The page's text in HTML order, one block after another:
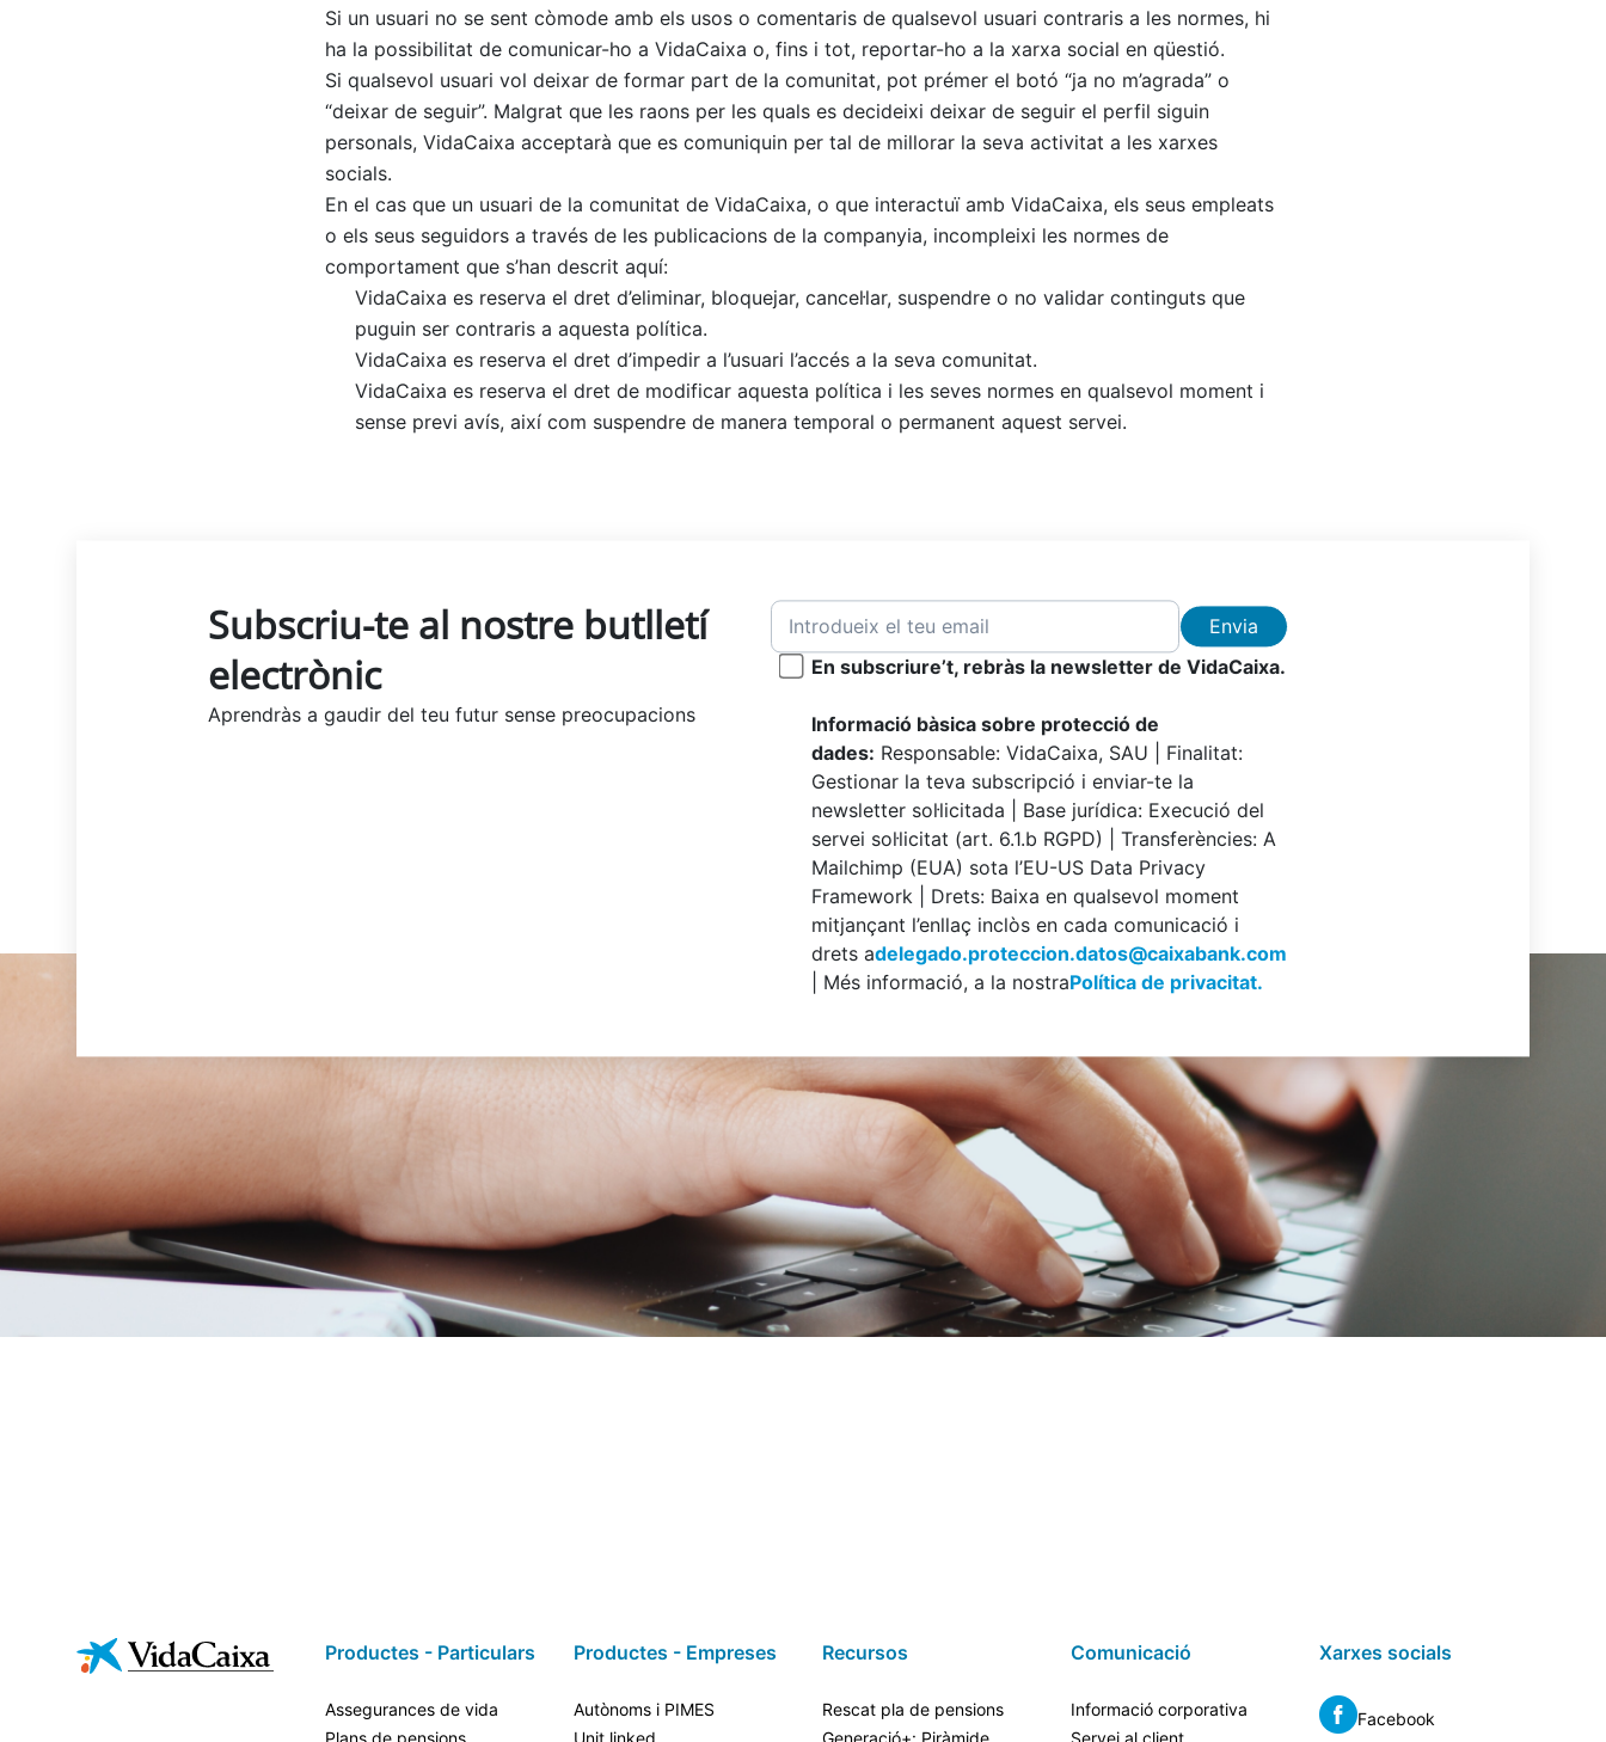
Si un usuari no se sent còmode amb els usos o comentaris de qualsevol usuari contraris a les normes, hi
ha la possibilitat de comunicar-ho a VidaCaixa o, fins i tot, reportar-ho a la xarxa social en qüestió.
Si qualsevol usuari vol deixar de formar part de la comunitat, pot prémer el botó “ja no m’agrada” o
“deixar de seguir”. Malgrat que les raons per les quals es decideixi deixar de seguir el perfil siguin
personals, VidaCaixa acceptarà que es comuniquin per tal de millorar la seva activitat a les xarxes
socials.
En el cas que un usuari de la comunitat de VidaCaixa, o que interactuï amb VidaCaixa, els seus empleats
o els seus seguidors a través de les publicacions de la companyia, incompleixi les normes de
comportament que s’han descrit aquí:
VidaCaixa es reserva el dret d’eliminar, bloquejar, cancel·lar, suspendre o no validar continguts que
puguin ser contraris a aquesta política.
VidaCaixa es reserva el dret d’impedir a l’usuari l’accés a la seva comunitat.
VidaCaixa es reserva el dret de modificar aquesta política i les seves normes en qualsevol moment i
sense previ avís, així com suspendre de manera temporal o permanent aquest servei.
Subscriu-te al nostre butlletí
electrònic
Aprendràs a gaudir del teu futur sense preocupacions
Envia
En subscriure’t, rebràs la newsletter de VidaCaixa.
Informació bàsica sobre protecció de
dades: Responsable: VidaCaixa, SAU | Finalitat:
Gestionar la teva subscripció i enviar-te la
newsletter sol·licitada | Base jurídica: Execució del
servei sol·licitat (art. 6.1.b RGPD) | Transferències: A
Mailchimp (EUA) sota l’EU-US Data Privacy
Framework | Drets: Baixa en qualsevol moment
mitjançant l’enllaç inclòs en cada comunicació i
drets adelegado.proteccion.datos@caixabank.com
| Més informació, a la nostraPolítica de privacitat.
Productes - Particulars
Assegurances de vida
Plans de pensions
Productes - Empreses
Autònoms i PIMES
Unit linked
Recursos
Rescat pla de pensions
Generació+: Piràmide
Comunicació
Informació corporativa
Servei al client
Xarxes socials
Facebook